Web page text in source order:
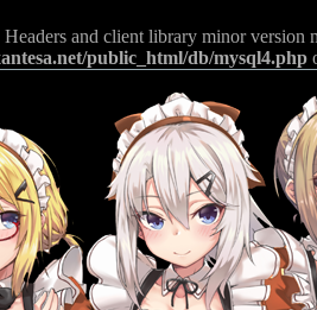
and client library minor
public_html/db/mysql4.php